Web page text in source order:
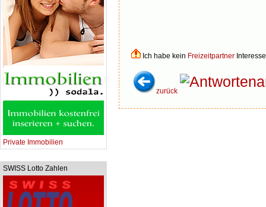
Private Immobilien
SWISS Lotto Zahlen
Ich habe kein Freizeitpartner
zurück